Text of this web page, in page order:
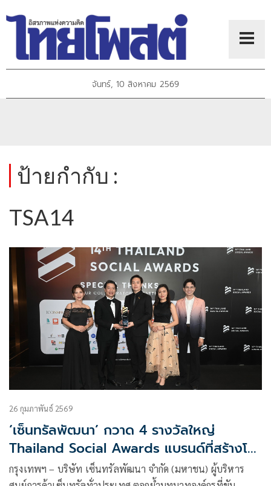
จันทร์, 10 สิงหาคม 2569
ป้ายกำกับ :
TSA14
26 กุมภาพันธ์ 2569
‘เซ็นทรัลพัฒนา’ กวาด 4 รางวัลใหญ่
Thailand Social Awards แบรนด์ที่สร้างโซ
เชียลอิมแพ็กด้านความยั่งยืน
กรุงเทพฯ – บริษัท เซ็นทรัลพัฒนา จำกัด (มหาชน) ผู้บริหาร